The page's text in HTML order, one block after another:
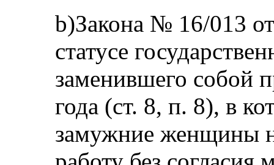
b)Закона № 16/013
статусе
заменившего собой
года (ст. 8, п. 8), в
замужние женщины